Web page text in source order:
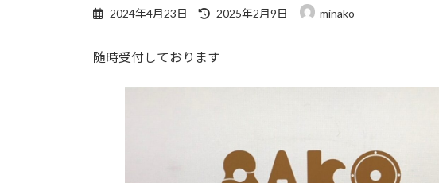
2024年4月23日
最
新
時
2025年2月9日 minako
随時受付しております